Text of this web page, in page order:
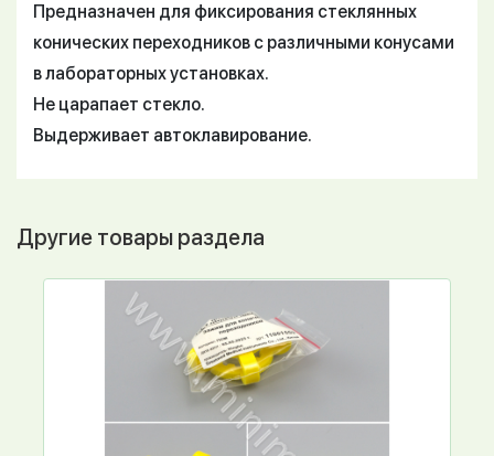
Предназначен для фиксирования стеклянных
конических переходников с различными конусами
в лабораторных установках.
Не царапает стекло.
Выдерживает автоклавирование.
Другие товары раздела